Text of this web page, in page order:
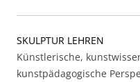
SKULPTUR LEHREN
Künstlerische,
kunstpädagogische